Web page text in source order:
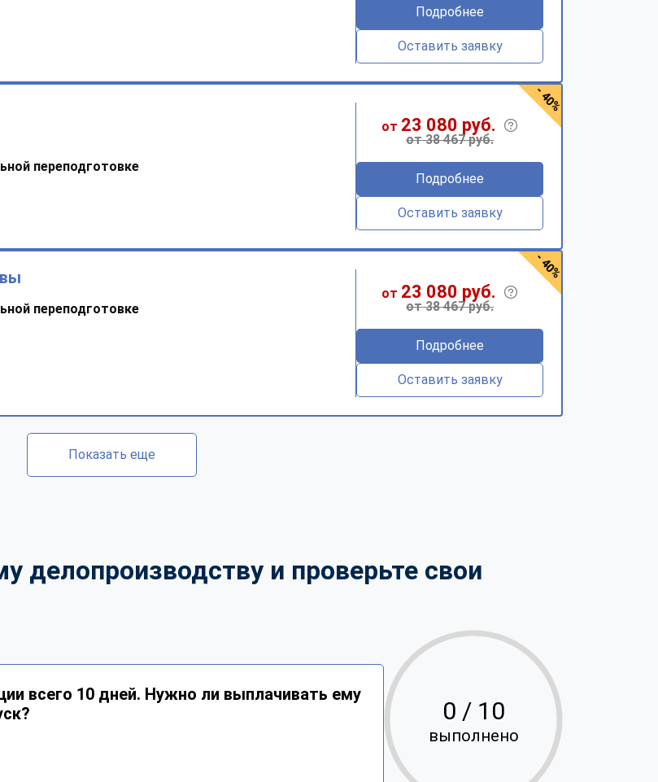
Подробнее
Оставить заявку
переподготовке
от 23 080 руб.
от 38 467 руб.
Подробнее
Оставить заявку
- 40%
переподготовке
от 23 080 руб.
от 38 467 руб.
Подробнее
Оставить заявку
- 40%
Показать еще
делопроизводству и проверьте свои
всего 10 дней. Нужно ли выплачивать ему
0 / 10
выполнено